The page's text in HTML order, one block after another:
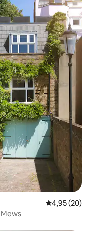
Середня
4,95 (20)